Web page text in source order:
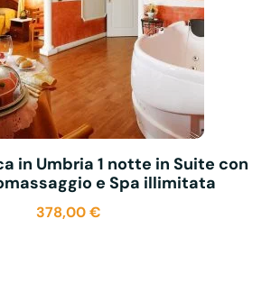
in Umbria 1 notte in Suite con
e Spa illimitata
378,00€